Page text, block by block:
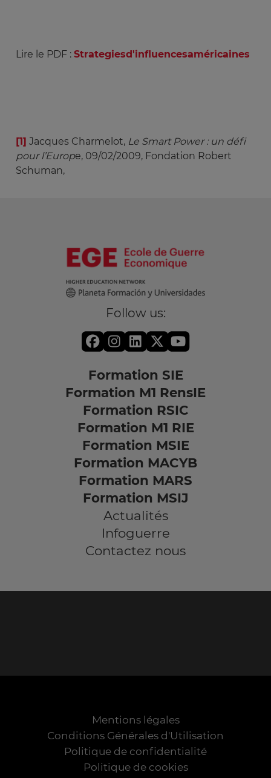
Lire le PDF : Strategiesd'influencesaméricaines
[1] Jacques Charmelot, Le Smart Power : un défi
pour l’Europe, 09/02/2009, Fondation Robert
Schuman,
Follow us:
Formation SIE
Formation M1 RensIE
Formation RSIC
Formation M1 RIE
Formation MSIE
Formation MACYB
Formation MARS
Formation MSIJ
Actualités
Infoguerre
Contactez nous
Mentions légales
Conditions Générales d'Utilisation
Politique de confidentialité
Politique de cookies